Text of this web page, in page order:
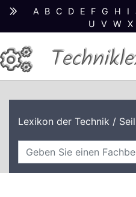
A B C D E F G H I
U
V W X
Lexikon der Technik /